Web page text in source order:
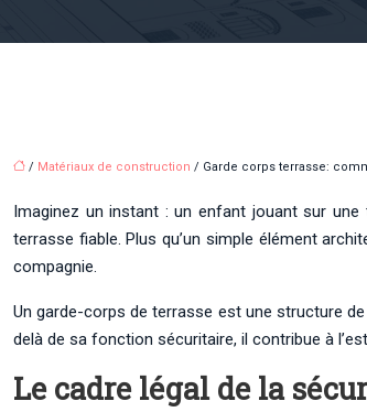
/ Matériaux de construction / Garde corps terrasse:
Imaginez un instant : un enfant jouant sur une
terrasse fiable. Plus qu’un simple élément
compagnie.
Un garde-corps de terrasse est une structure
delà de sa fonction sécuritaire, il contribue à
Le cadre légal de la